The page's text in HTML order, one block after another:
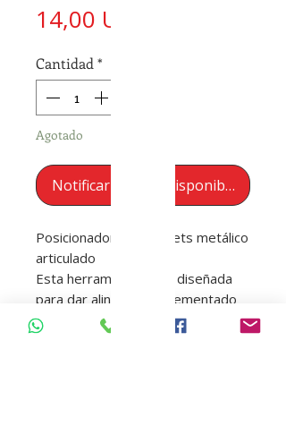
14,00 US$
Cantidad *
Agotado
Notificar al estar disponible
Posicionador de Brackets metálico
articulado
Esta herramienta está diseñada
para dar alineación al cementado
de Brackets, de excelente calidad